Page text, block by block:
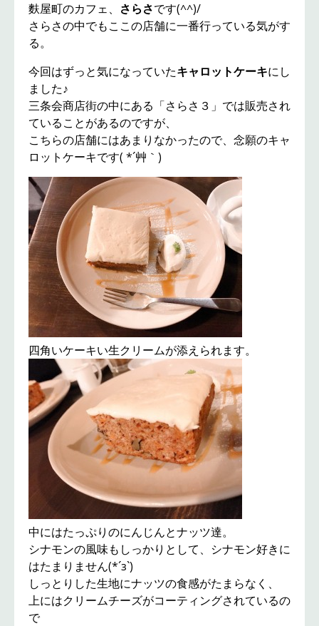
麩屋町のカフェ、 さらさです(^^)/
さらさの中でもここの店舗に一番行っている気がす
る。
今回はずっと気になっていたキャロットケーキにし
ました♪
三条会商店街の中にある「さらさ３」では販売され
ていることがあるのですが、
こちらの店舗にはあまりなかったので、念願のキャ
ロットケーキです( *´艸｀)
四角いケーキい生クリームが添えられます。
中にはたっぷりのにんじんとナッツ達。
シナモンの風味もしっかりとして、シナモン好きに
はたまりません(*´з`)
しっとりした生地にナッツの食感がたまらなく、
上にはクリームチーズがコーティングされているの
で